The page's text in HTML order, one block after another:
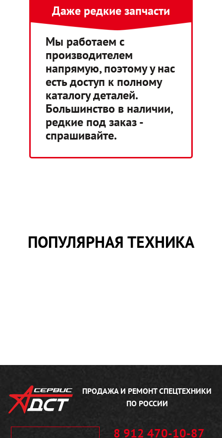
Даже редкие запчасти
Мы работаем с
производителем
напрямую, поэтому у нас
есть доступ к полному
каталогу деталей.
Большинство в наличии,
редкие под заказ -
спрашивайте.
ПОПУЛЯРНАЯ ТЕХНИКА
ПРОДАЖА И РЕМОНТСПЕЦТЕХНИКИ
ПО РОССИИ
8 912 470-10-87